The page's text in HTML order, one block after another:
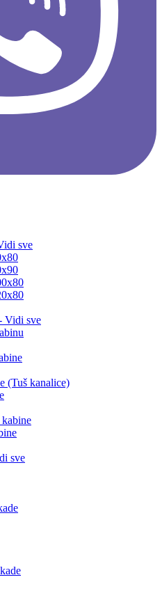
sve
Vidi sve
(Tuš kanalice)
sve